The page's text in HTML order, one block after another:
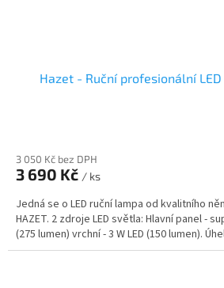
Hazet - Ruční profesionální
3 050 Kč bez DPH
3 690 Kč / ks
Jedná se o LED ruční lampa od kvalitního
HAZET. 2 zdroje LED světla: Hlavní panel -
(275 lumen) vrchní - 3 W LED (150 lumen).